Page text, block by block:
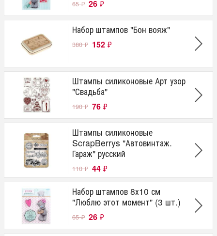
65₽ 26 ₽
Набор штампов "Бон вояж"
380₽ 152 ₽
Штампы силиконовые Арт узор
"Свадьба"
190₽ 76 ₽
Штампы силиконовые
ScrapBerrys "Автовинтаж.
Гараж" русский
110₽ 44 ₽
Набор штампов 8х10 см
"Люблю этот момент" (3 шт.)
65₽ 26 ₽